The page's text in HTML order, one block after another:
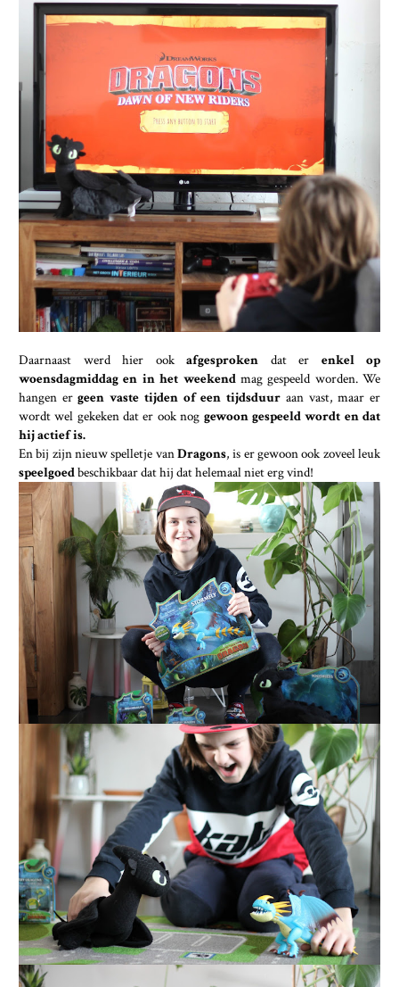
Daarnaast werd hier ook afgesproken dat er enkel op
woensdagmiddag en in het weekendmag gespeeld worden. We
hangen ergeen vaste tijden of een tijdsduur aan vast, maar er
wordt wel gekeken dat er ook nog gewoon gespeeld wordt en dat
hij actief is.
En bij zijn nieuw spelletje vanDragons, is er gewoon ook zoveel leuk
speelgoedbeschikbaar dat hij dat helemaal niet erg vind!